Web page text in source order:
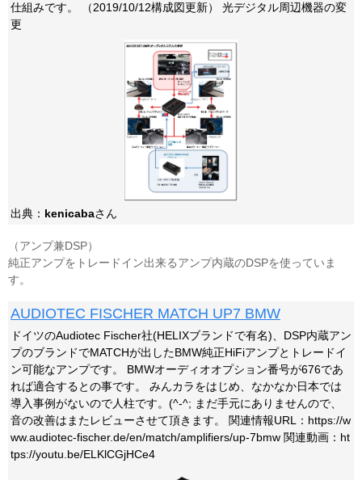
仕組みです。 （2019/10/12構成図更新） 光デジタル周辺機器の変
更
出典： kenicabaさん
（アンプ兼DSP）
純正アンプをトレードイン出来るアンプ内蔵のDSPを使っていま
す。
AUDIOTEC FISCHER MATCH UP7 BMW
ドイツのAudiotec Fischer社(HELIXブランドで有名)、DSP内蔵アン
プのブランドでMATCHが出したBMW純正HiFiアンプとトレードイ
ン可能なアンプです。 BMWオーディオオプション番号が676であ
れば適合するとの事です。 みんカラをはじめ、なかなか日本では
導入事例がないので人柱です。(^-^; まだ手元にありませんので、
音の改善はまたレビューさせて頂きます。 関連情報URL：https://w
ww.audiotec-fischer.de/en/match/amplifiers/up-7bmw 関連動画：ht
tps://youtu.be/ELKlCGjHCe4